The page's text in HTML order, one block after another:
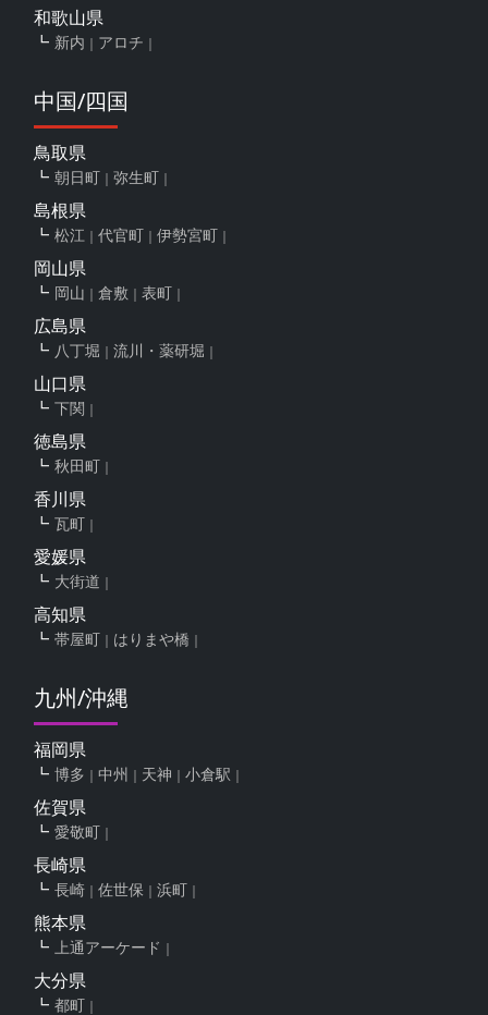
和歌山県
新内 アロチ
中国/四国
鳥取県
朝日町 弥生町
島根県
松江 代官町 伊勢宮町
岡山県
岡山 倉敷 表町
広島県
八丁堀 流川・薬研堀
山口県
下関
徳島県
秋田町
香川県
瓦町
愛媛県
大街道
高知県
帯屋町 はりまや橋
九州/沖縄
福岡県
博多 中州 天神 小倉駅
佐賀県
愛敬町
長崎県
長崎 佐世保 浜町
熊本県
上通アーケード
大分県
都町